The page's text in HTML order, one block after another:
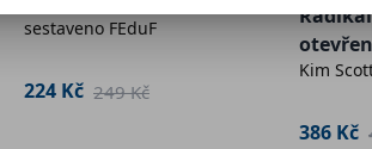
sestaveno FEduF
224 Kč 249 Kč
Kim
386 Kč